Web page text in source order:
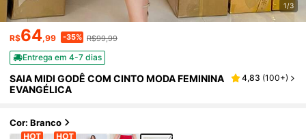
1/3
R$64,99 -35% R$99,99
Entrega em 4-7 dias
SAIA MIDI GODÊ COM CINTO MODA FEMININA
EVANGÉLICA
4,83 (100+)
Cor: Branco